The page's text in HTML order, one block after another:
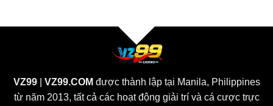
VZ99| VZ99.COM được thành lập tại Manila, Philippines
từ năm 2013, tất cả các hoạt động giải trí và cá cược trực